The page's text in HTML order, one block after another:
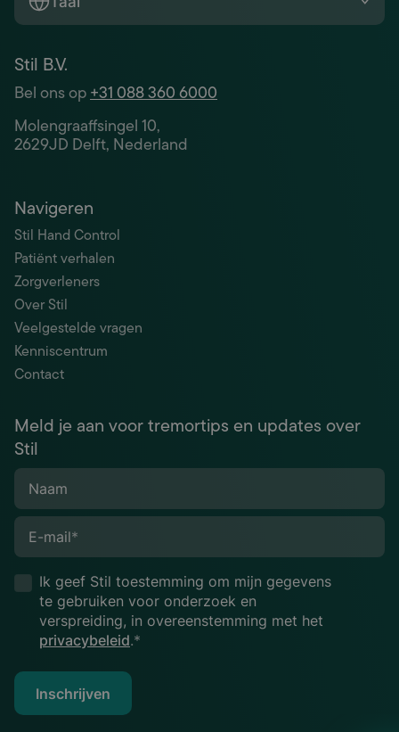
Stil B.V.
Bel ons op+31 088 360 6000
Molengraaffsingel 10,
2629JD Delft, Nederland
Navigeren
Stil Hand Control
Patiënt verhalen
Zorgverleners
Over Stil
Veelgestelde vragen
Kenniscentrum
Contact
Meld je aan voor tremortips en updates over
Stil
Naam
E-mail*
Ik geef Stil toestemming om mijn gegevens
te gebruiken voor onderzoek en
verspreiding, in overeenstemming met het
privacybeleid.*
Inschrijven